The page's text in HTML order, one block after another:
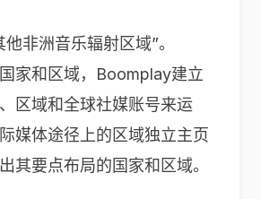
他非洲音乐辐射区域”。
家和区域，Boomplay建立
区域和全球社媒账号来运
媒体途径上的区域独立主页
其要点布局的国家和区域。